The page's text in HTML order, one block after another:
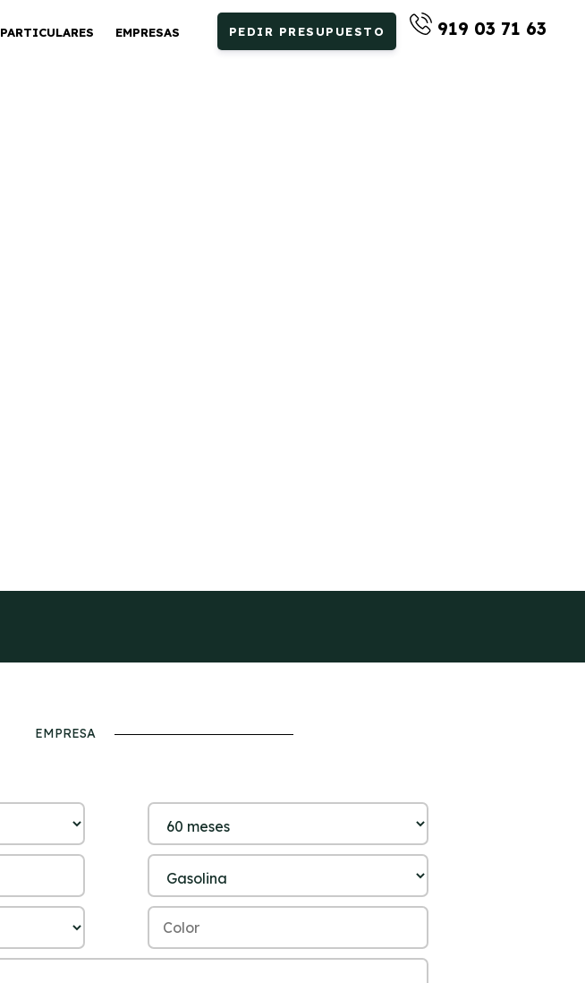
PARTICULARES EMPRESAS PEDIR PRESUPUESTO 919 03 71 63
EMPRESA